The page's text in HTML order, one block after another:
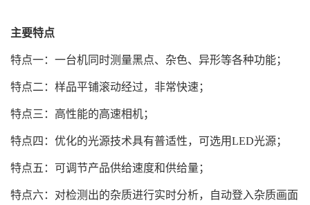
主要特点
特点一：一台机同时测量黑点、杂色、异形等各种功能；
特点二：样品平铺滚动经过，非常快速；
特点三：高性能的高速相机；
特点四：优化的光源技术具有普适性，可选用LED光源；
特点五：可调节产品供给速度和供给量；
特点六：对检测出的杂质进行实时分析，自动登入杂质画面